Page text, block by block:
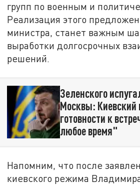
групп по военным и
Реализация этого
министра, станет важным
выработки долгосрочных
решений.
Зеленского
Москвы: Киевский
готовности к
любое время"
Напомним, что после
киевского режима